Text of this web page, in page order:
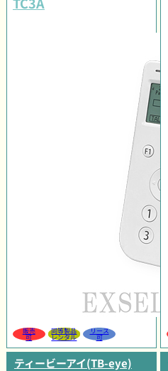
販売
可
同等製品
レンタル
リース
可
ティービーアイ(TB-eye)